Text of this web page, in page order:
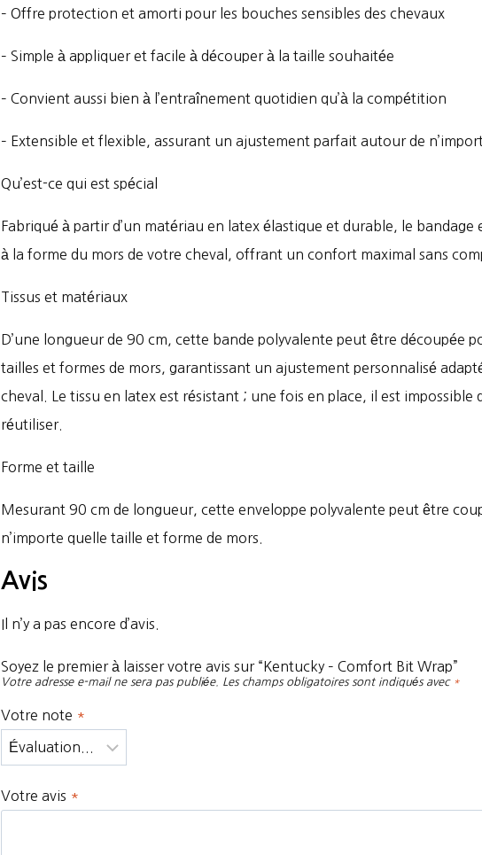
– Offre protection et amorti pour les bouches sensibles des chevaux
– Simple à appliquer et facile à découper à la taille souhaitée
– Convient aussi bien à l’entraînement quotidien qu’à la compétition
– Extensible et flexible, assurant un ajustement parfait autour de
Qu’est-ce qui est spécial
Fabriqué à partir d’un matériau en latex élastique et durable, le bandage
à la forme du mors de votre cheval, offrant un confort maximal sans
Tissus et matériaux
D’une longueur de 90 cm, cette bande polyvalente peut être découpée
tailles et formes de mors, garantissant un ajustement personnalisé
cheval. Le tissu en latex est résistant ; une fois en place, il est impossible
réutiliser.
Forme et taille
Mesurant 90 cm de longueur, cette enveloppe polyvalente peut être
n’importe quelle taille et forme de mors.
Avis
Il n’y a pas encore d’avis.
Soyez le premier à laisser votre avis sur “Kentucky – Comfort Bit Wrap”
Votre adresse e-mail ne sera pas publiée. Les champs obligatoires sont indiqués avec *
Votre note *
Votre avis *